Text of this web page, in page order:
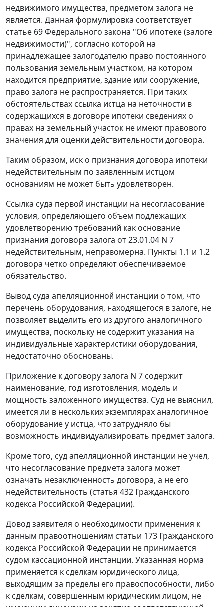
недвижимого имущества, предметом залога не
является. Данная формулировка соответствует
статье 69Федерального закона "Об ипотеке (залоге
недвижимости)", согласно которой на
принадлежащее залогодателю право постоянного
пользования земельным участком, на котором
находится предприятие, здание или сооружение,
право залога не распространяется. При таких
обстоятельствах ссылка истца на неточности в
содержащихся в договоре ипотеки сведениях о
правах на земельный участок не имеют правового
значения для оценки действительности договора.
Таким образом, иск о признания договора ипотеки
недействительным по заявленным истцом
основаниям не может быть удовлетворен.
Ссылка суда первой инстанции на несогласование
условия, определяющего объем подлежащих
удовлетворению требований как основание
признания договора залога от 23.01.04 N 7
недействительным, неправомерна. Пункты 1.1 и 1.2
договора четко определяют обеспечиваемое
обязательство.
Вывод суда апелляционной инстанции о том, что
перечень оборудования, находящегося в залоге, не
позволяет выделить его из другого аналогичного
имущества, поскольку не содержит указания на
индивидуальные характеристики оборудования,
недостаточно обоснованы.
Приложение к договору залога N 7 содержит
наименование, год изготовления, модель и
мощность заложенного имущества. Суд не выяснил,
имеется ли в нескольких экземплярах аналогичное
оборудование у истца, что затрудняло бы
возможность индивидуализировать предмет залога.
Кроме того, суд апелляционной инстанции не учел,
что несогласование предмета залога может
означать незаключенность договора, а не его
недействительность (статья 432 Гражданского
кодекса Российской Федерации).
Довод заявителя о необходимости применения к
данным правоотношениям статьи 173 Гражданского
кодекса Российской Федерации не принимается
судом кассационной инстанции. Указанная норма
применяется к сделкам юридического лица,
выходящим за пределы его правоспособности, либо
к сделкам, совершенным юридическим лицом, не